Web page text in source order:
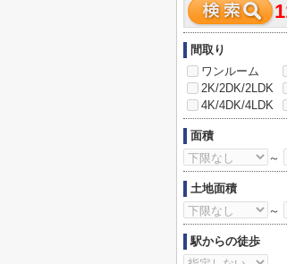
間取り
ワンルーム
2K/2DK/2LDK
4K/4DK/4LDK
面積
～
土地面積
～
駅からの徒歩